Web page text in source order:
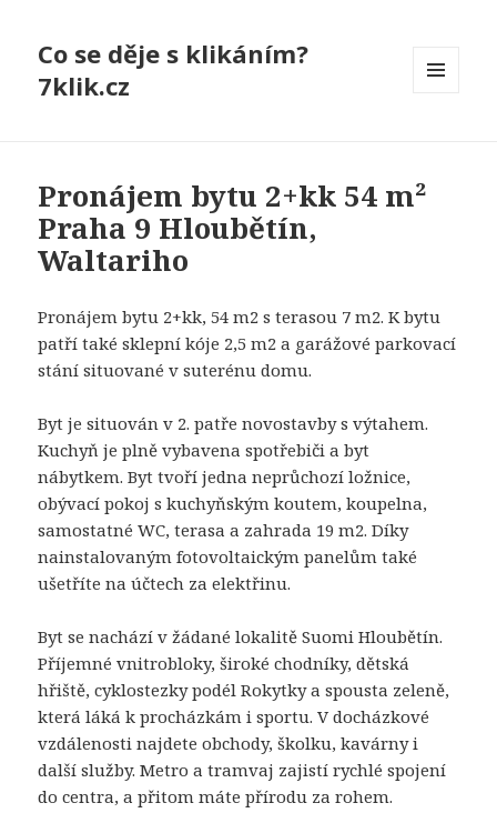
Co se děje s klikáním?
7klik.cz
Pronájem bytu 2+kk 54 m²
Praha 9 Hloubětín,
Waltariho
Pronájem bytu 2+kk, 54 m2 s terasou 7 m2. K bytu
patří také sklepní kóje 2,5 m2 a garážové parkovací
stání situované v suterénu domu.
Byt je situován v 2. patře novostavby s výtahem.
Kuchyň je plně vybavena spotřebiči a byt
nábytkem. Byt tvoří jedna neprůchozí ložnice,
obývací pokoj s kuchyňským koutem, koupelna,
samostatné WC, terasa a zahrada 19 m2. Díky
nainstalovaným fotovoltaickým panelům také
ušetříte na účtech za elektřinu.
Byt se nachází v žádané lokalitě Suomi Hloubětín.
Příjemné vnitrobloky, široké chodníky, dětská
hřiště, cyklostezky podél Rokytky a spousta zeleně,
která láká k procházkám i sportu. V docházkové
vzdálenosti najdete obchody, školku, kavárny i
další služby. Metro a tramvaj zajistí rychlé spojení
do centra, a přitom máte přírodu za rohem.